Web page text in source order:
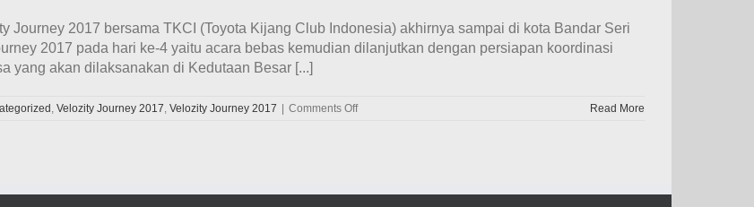
Journey 2017 bersama TKCI (Toyota Kijang Club Indonesia) akhirnya sampai di kota Bandar Seri
2017 pada hari ke-4 yaitu acara bebas kemudian dilanjutkan dengan persiapan koordinasi
yang akan dilaksanakan di Kedutaan Besar [...]
, Velozity Journey 2017, Velozity Journey 2017 Comments Offon
Velozity
Read More